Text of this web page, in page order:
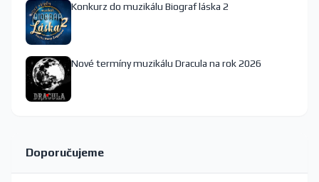
Konkurz do muzikálu Biograf láska 2
Nové termíny muzikálu Dracula na rok 2026
Doporučujeme